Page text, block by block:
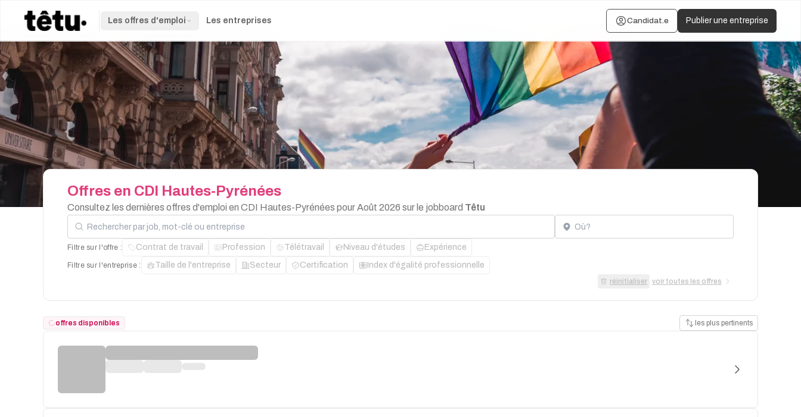
Les offres d'emploi Les entreprises Candidat.e Publier une entreprise
Offres en CDI Hautes-Pyrénées
Consultez les dernières offres d'emploi en CDI Hautes-Pyrénées pour Août 2026 sur le jobboard Têtu
Rechercher par job, mot-clé ou entreprise Localisation
Filtre sur l'offre : Contrat de travail Profession Télétravail Niveau d'études Expérience
Filtre sur l'entreprise : Taille de l'entreprise Secteur Certification Index d'égalité professionnelle
réinitialiser voir toutes les offres
offres disponibles les plus pertinents